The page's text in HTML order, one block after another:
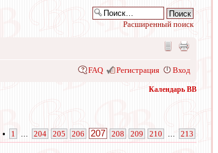
Расширенный поиск
FAQ Регистрация Вход
Календарь ВВ
• 1 204 205 206 207 208 209 210 213